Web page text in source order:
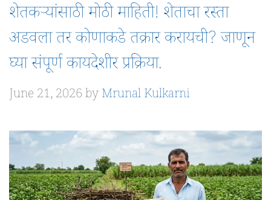
शेतकऱ्यांसाठी मोठी माहिती! शेताचा रस्ता
अडवला तर कोणाकडे तक्रार करायची? जाणून
घ्या संपूर्ण कायदेशीर प्रक्रिया.
June 21, 2026byMrunal Kulkarni